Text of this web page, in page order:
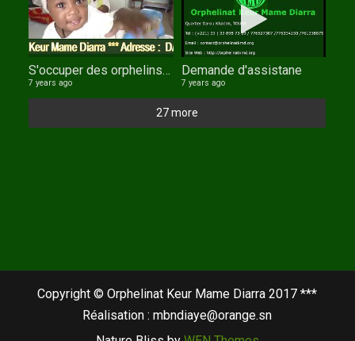
S'occuper des orphelins : un devoir de tout musulman.
7 years ago
Demande d'assistane
7 years ago
27 more
Copyright © Orphelinat Keur Mame Diarra 2017 ***
Réalisation : mbndiaye@orange.sn